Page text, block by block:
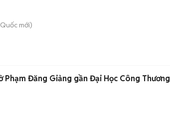
mới)
Đăng Giảng gần Đại Học Công Thương